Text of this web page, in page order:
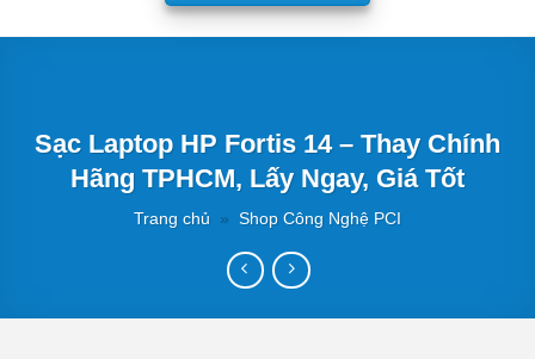
Sạc Laptop HP Fortis 14 – Thay Chính
Hãng TPHCM, Lấy Ngay, Giá Tốt
Trang chủ » Shop Công Nghệ PCI